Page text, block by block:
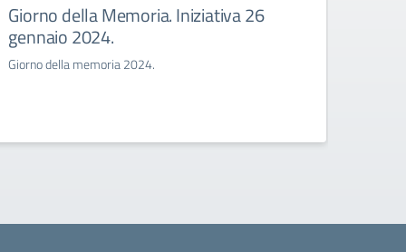
Giorno della Memoria. Iniziativa 26
gennaio 2024.
Giorno della memoria 2024.